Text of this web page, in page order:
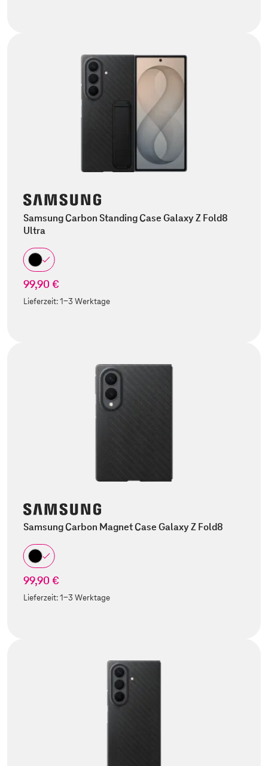
Samsung Carbon Standing Case Galaxy Z Fold8
Ultra
99,90 €
Lieferzeit:1-3 Werktage
Samsung Carbon Magnet Case Galaxy Z Fold8
99,90 €
Lieferzeit:1-3 Werktage